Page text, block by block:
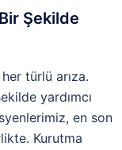
Bir Şekilde
türlü arıza.
yardımcı
en son
Kurutma